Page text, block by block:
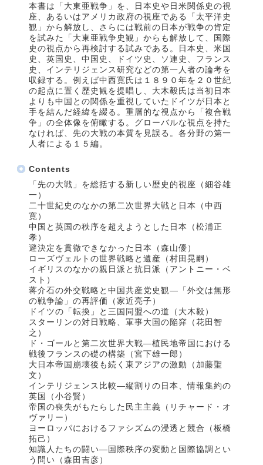
本書は「大東亜戦争」を、日本史や日米関係史の視
座、あるいはアメリカ政府の視座である「太平洋史
観」から解放し、さらには戦前の日本が戦争の肯定
を試みた「大東亜戦争史観」からも解放して、国際
史の視点から再検討する試みである。日本史、米国
史、英国史、中国史、ドイツ史、ソ連史、フランス
史、インテリジェンス研究などの第一人者の論考を
収録する。例えば中西寛氏は１８９０年を２０世紀
の起点に置く歴史観を提唱し、大木毅氏は当初日本
よりも中国との関係を重視していたドイツが日本と
手を結んだ経緯を綴る。重層的な視点から「複合戦
争」の全体像を俯瞰する。グローバルな視点を持た
なければ、先の大戦の本質を見誤る。各分野の第一
人者による１５編。
Contents
「先の大戦」を総括する新しい歴史的視座（細谷雄
一）
二十世紀史のなかの第二次世界大戦と日本（中西
寛）
中国と英国の秩序を超えようとした日本（松浦正
孝）
避決定を貫徹できなかった日本（森山優）
ローズヴェルトの世界戦略と遺産（村田晃嗣）
イギリスのなかの親日派と抗日派（アントニー・ベ
スト）
蒋介石の外交戦略と中国共産党史観―「外交は無形
の戦争論」の再評価（家近亮子）
ドイツの「転換」と三国同盟への道（大木毅）
スターリンの対日戦略、軍事大国の陥穽（花田智
之）
ド・ゴールと第二次世界大戦―植民地帝国における
戦後フランスの礎の構築（宮下雄一郎）
大日本帝国崩壊後も続く東アジアの激動（加藤聖
文）
インテリジェンス比較―縦割りの日本、情報集約の
英国（小谷賢）
帝国の喪失がもたらした民主主義（リチャード・オ
ヴァリー）
ヨーロッパにおけるファシズムの浸透と競合（板橋
拓己）
知識人たちの闘い―国際秩序の変動と国際協調とい
う問い（森田吉彦）